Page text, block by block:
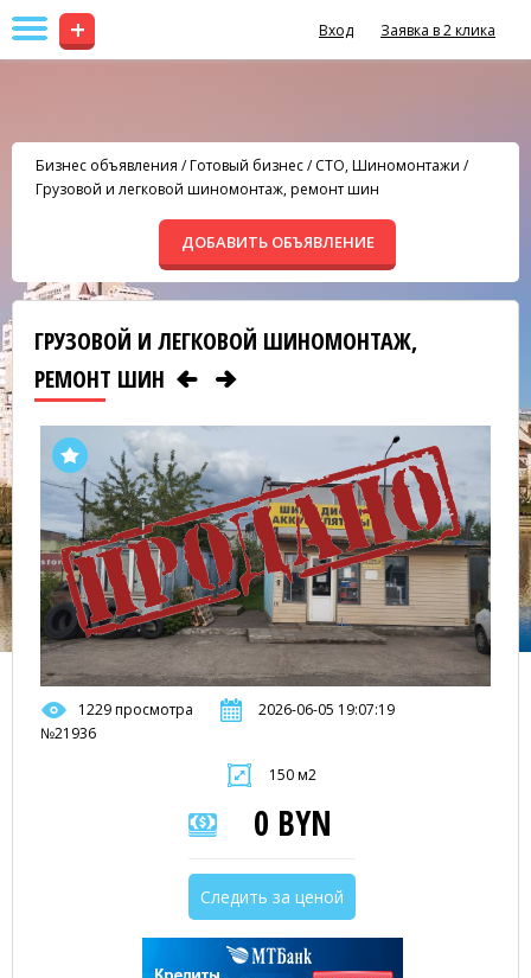
+ Вход Заявка в 2 клика
Бизнес объявления /Готовый бизнес/СТО, Шиномонтажи /
Грузовой и легковой шиномонтаж, ремонт шин
ДОБАВИТЬ ОБЪЯВЛЕНИЕ
ГРУЗОВОЙ И ЛЕГКОВОЙ ШИНОМОНТАЖ,
РЕМОНТ ШИН
1229 просмотра
2026-06-05 19:07:19
№21936
150 м2
0 BYN
Следить за ценой